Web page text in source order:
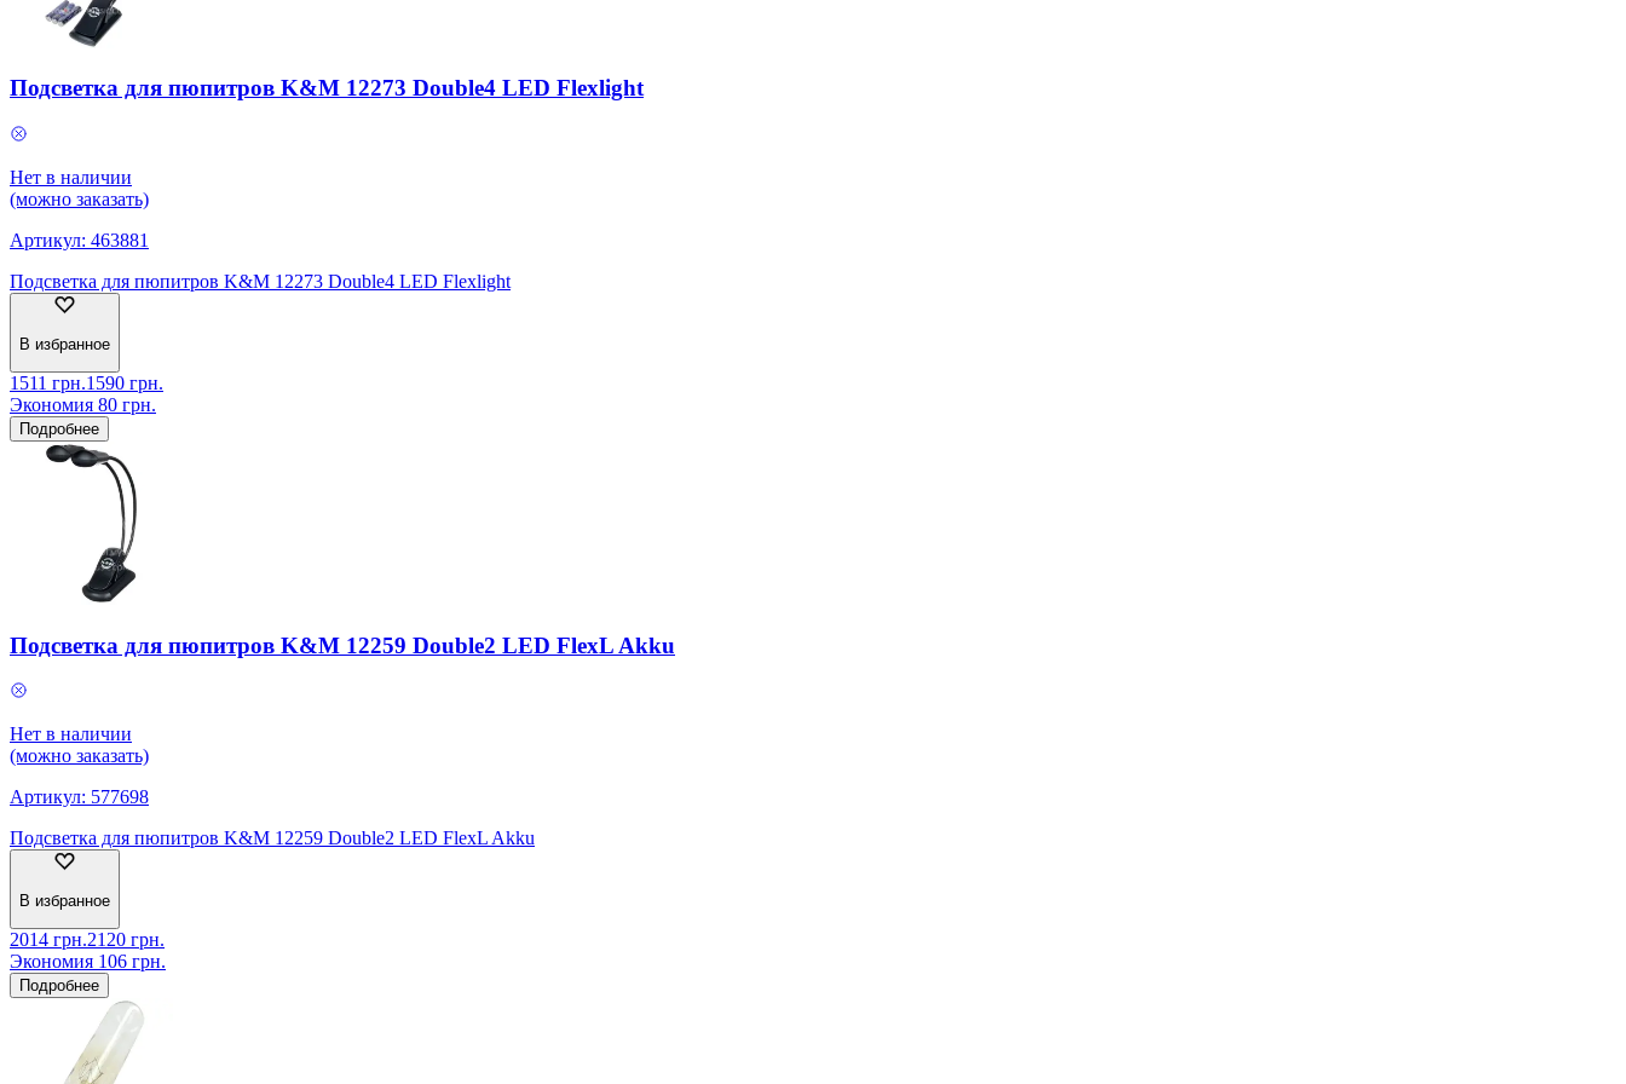
Подсветка для пюпитров K&M 12273 Double4 LED Flexlight
Нет в наличии
(можно заказать)
Артикул: 463881
Подсветка для пюпитров K&M 12273 Double4 LED Flexlight
В избранное
1511 грн.1590 грн.
Экономия 80 грн.
Подробнее
Подсветка для пюпитров K&M 12259 Double2 LED FlexL Akku
Нет в наличии
(можно заказать)
Артикул: 577698
Подсветка для пюпитров K&M 12259 Double2 LED FlexL Akku
В избранное
2014 грн.2120 грн.
Экономия 106 грн.
Подробнее